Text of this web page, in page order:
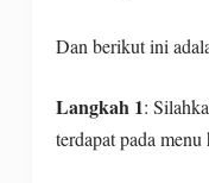
Dan berikut ini
Langkah 1:
terdapat pada